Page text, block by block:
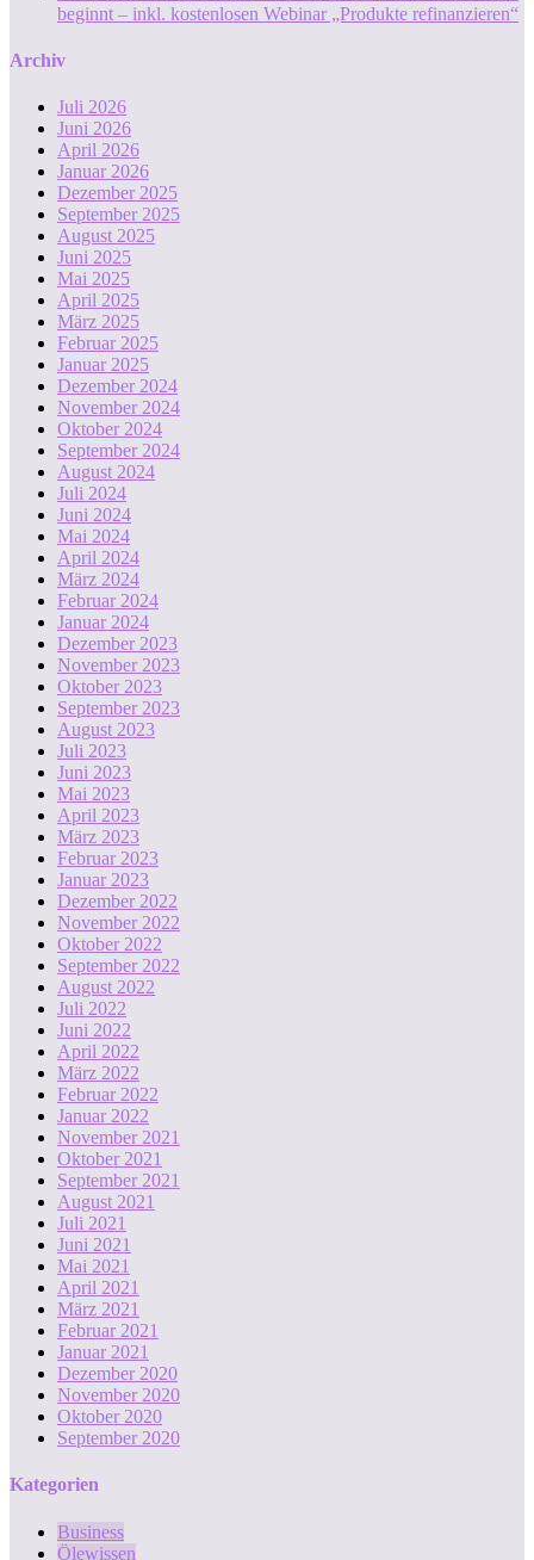
beginnt – inkl. kostenlosen Webinar „Produkte refinanzieren“
Archiv
Juli 2026
Juni 2026
April 2026
Januar 2026
Dezember 2025
September 2025
August 2025
Juni 2025
Mai 2025
April 2025
März 2025
Februar 2025
Januar 2025
Dezember 2024
November 2024
Oktober 2024
September 2024
August 2024
Juli 2024
Juni 2024
Mai 2024
April 2024
März 2024
Februar 2024
Januar 2024
Dezember 2023
November 2023
Oktober 2023
September 2023
August 2023
Juli 2023
Juni 2023
Mai 2023
April 2023
März 2023
Februar 2023
Januar 2023
Dezember 2022
November 2022
Oktober 2022
September 2022
August 2022
Juli 2022
Juni 2022
April 2022
März 2022
Februar 2022
Januar 2022
November 2021
Oktober 2021
September 2021
August 2021
Juli 2021
Juni 2021
Mai 2021
April 2021
März 2021
Februar 2021
Januar 2021
Dezember 2020
November 2020
Oktober 2020
September 2020
Kategorien
Business
Ölewissen